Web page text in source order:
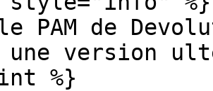
PAM de
une version
%}